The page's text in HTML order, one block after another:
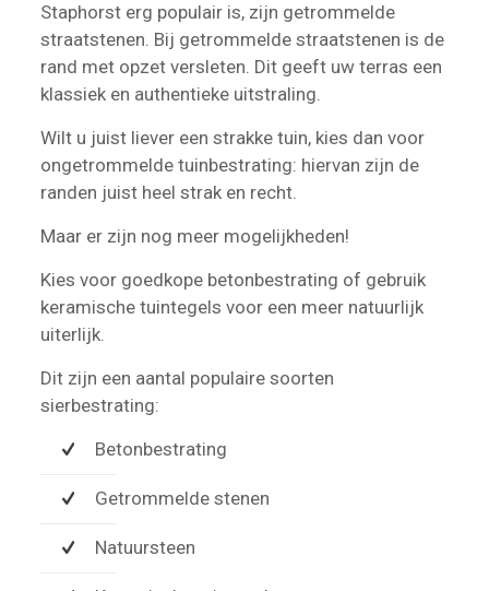
Staphorst erg populair is, zijn getrommelde
straatstenen. Bij getrommelde straatstenen is de
rand met opzet versleten. Dit geeft uw terras een
klassiek en authentieke uitstraling.
Wilt u juist liever een strakke tuin, kies dan voor
ongetrommelde tuinbestrating: hiervan zijn de
randen juist heel strak en recht.
Maar er zijn nog meer mogelijkheden!
Kies voor goedkope betonbestrating of gebruik
keramische tuintegels voor een meer natuurlijk
uiterlijk.
Dit zijn een aantal populaire soorten
sierbestrating:
Betonbestrating
Getrommelde stenen
Natuursteen